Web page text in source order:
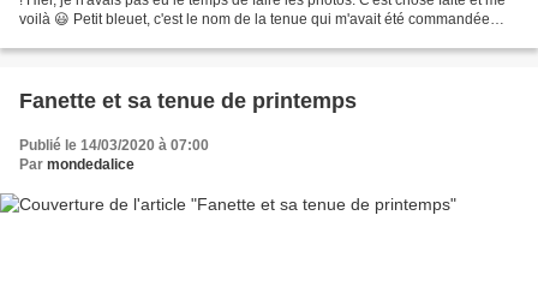
voilà 😃 Petit bleuet, c'est le nom de la tenue qui m'avait été commandée
Fanette et sa tenue de printemps
Publié le 14/03/2020 à 07:00
Par mondedalice